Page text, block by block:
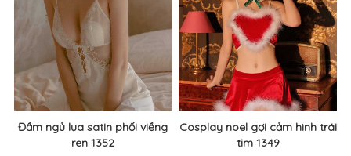
Đầm ngủ lụa satin phối viềng
ren 1352
Cosplay noel gợi cảm hình trái
tim 1349